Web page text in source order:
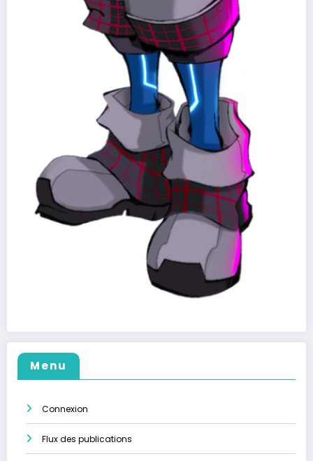
Menu
Connexion
Flux des publications